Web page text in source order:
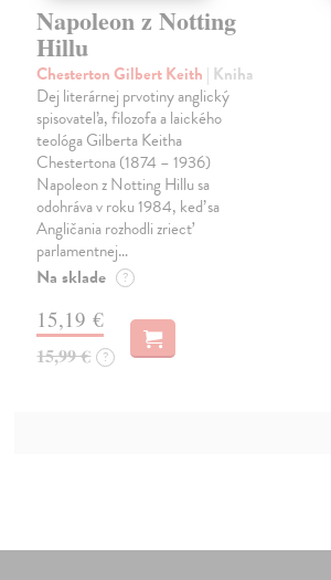
Napoleon z Notting
Hillu
Chesterton Gilbert Keith | Kniha
Dej literárnej prvotiny anglický
spisovateľa, filozofa a laického
teológa Gilberta Keitha
Chestertona (1874 – 1936)
Napoleon z Notting Hillu sa
odohráva v roku 1984, keď sa
Angličania rozhodli zriecť
parlamentnej…
Na sklade ?
15,19 €
15,99 € ?